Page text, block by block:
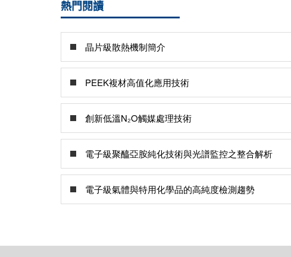
熱門閱讀
晶片級散熱機制簡介
PEEK複材高值化應用技術
創新低溫N₂O觸媒處理技術
電子級聚醯亞胺純化技術與光譜監控之整合解析
電子級氣體與特用化學品的高純度檢測趨勢